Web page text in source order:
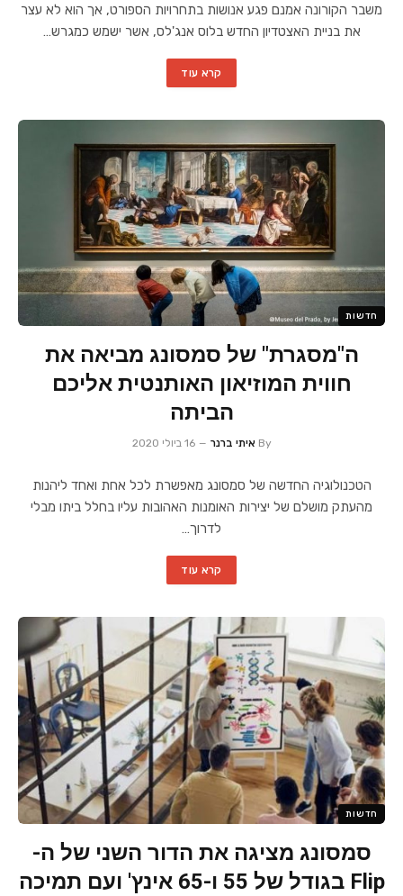
משבר הקורונה אמנם פגע אנושות בתחרויות הספורט, אך הוא לא עצר
את בניית האצטדיון החדש בלוס אנג'לס, אשר ישמש כמגרש…
קרא עוד
חדשות
ה"מסגרת" של סמסונג מביאה את
חווית המוזיאון האותנטית אליכם
הביתה
By איתי ברנר 16 ביולי 2020
הטכנולוגיה החדשה של סמסונג מאפשרת לכל אחת ואחד ליהנות
מהעתק מושלם של יצירות האומנות האהובות עליו בחלל ביתו מבלי
לדרוך…
קרא עוד
חדשות
סמסונג מציגה את הדור השני של ה-
Flip בגודל של 55 ו-65 אינץ' ועם תמיכה